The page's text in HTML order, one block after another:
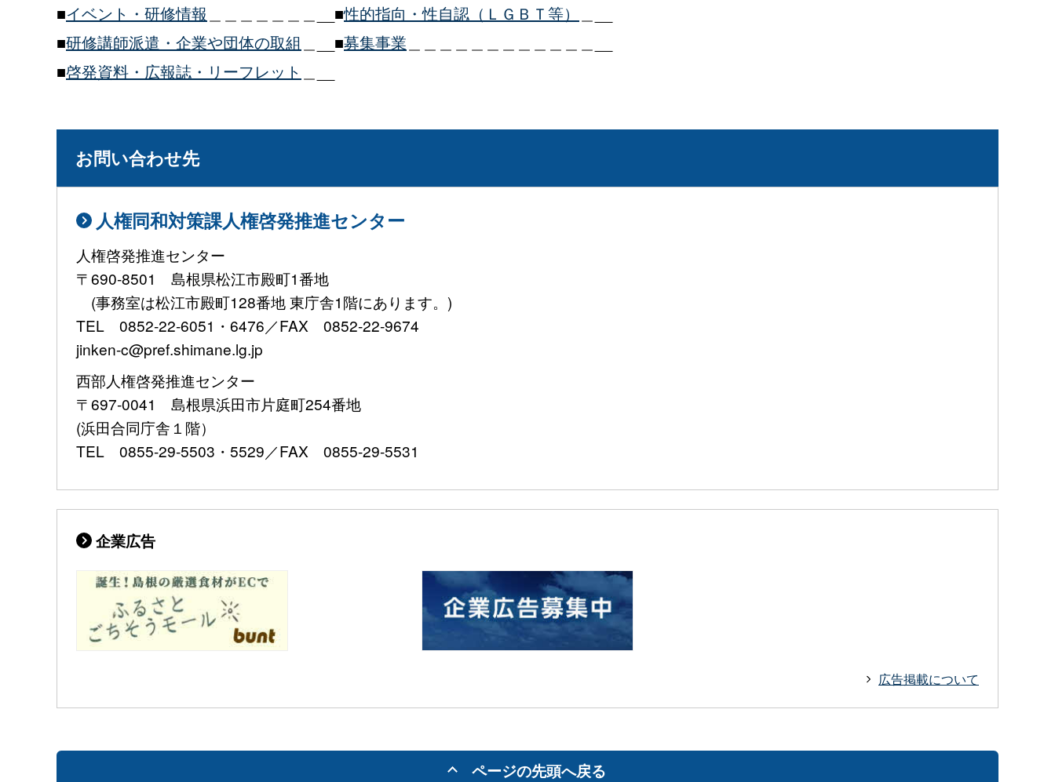
■イベント・研修情報 ＿＿＿＿＿＿＿__■性的指向・性自認（ＬＧＢＴ等）
■研修講師派遣・企業や団体の取組 ＿__■募集事業
■啓発資料・広報誌・リーフレット
お問い合わせ先
人権同和対策課人権啓発推進センター
人権啓発推進センター
〒690-8501 島根県松江市殿町1番地
(事務室は松江市殿町128番地 東庁舎1階にあります。)
TEL 0852-22-6051・6476／FAX 0852-22-9674
jinken-c@pref.shimane.lg.jp
西部人権啓発推進センター
〒697-0041 島根県浜田市片庭町254番地
(浜田合同庁舎１階）
TEL 0855-29-5503・5529／FAX 0855-29-5531
企業広告
広告掲載について
ページの先頭へ戻る